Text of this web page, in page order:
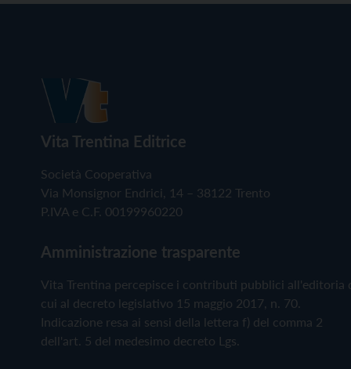
Vita Trentina Editrice
Società Cooperativa
Via Monsignor Endrici, 14 – 38122 Trento
P.IVA e C.F. 00199960220
Amministrazione trasparente
Vita Trentina percepisce i contributi pubblici all'editoria
cui al decreto legislativo 15 maggio 2017, n. 70.
Indicazione resa ai sensi della lettera f) del comma 2
dell'art. 5 del medesimo decreto Lgs.